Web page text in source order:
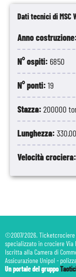
Dati tecnici di MSC
Anno
N° ospiti: 6850
N° ponti:19
Stazza:200000
Lunghezza:
Velocità crociera:
©2007/2026. Ticketcrociere
specializzato in crociere Via
Iscritta alla Camera di
Assicurazione Unipol -
Un portale del gruppo